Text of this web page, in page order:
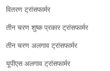
वितरण ट्रांसफार्मर
तीन चरण शुष्क प्रकार ट्रांसफार्मर
तीन चरण अलगाव ट्रांसफार्मर
यूपीएस अलगाव ट्रांसफार्मर